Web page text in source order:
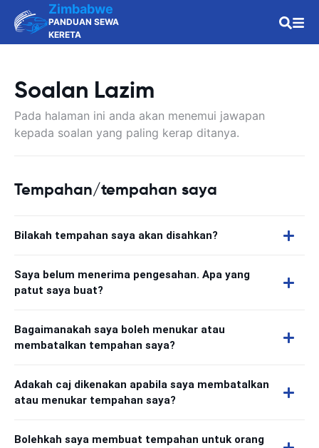
Zimbabwe
PANDUAN SEWA
KERETA
Soalan Lazim
Pada halaman ini anda akan menemui jawapan
kepada soalan yang paling kerap ditanya.
Tempahan/tempahan saya
Bilakah tempahan saya akan disahkan?
Saya belum menerima pengesahan. Apa yang
patut saya buat?
Bagaimanakah saya boleh menukar atau
membatalkan tempahan saya?
Adakah caj dikenakan apabila saya membatalkan
atau menukar tempahan saya?
Bolehkah saya membuat tempahan untuk orang